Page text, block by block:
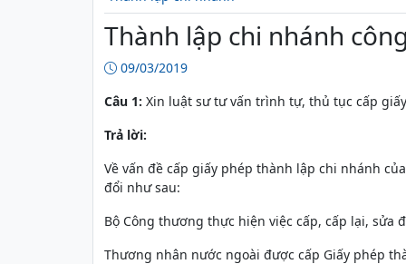
Thành lập chi nhánh
09/03/2019
Câu 1: Xin luật sư tư vấn trình tự, thủ tục cấp
Trả lời:
Về vấn đề cấp giấy phép thành lập chi nhánh
đổi như sau:
Bộ Công thương thực hiện việc cấp, cấp lại,
Thương nhân nước ngoài được cấp Giấy phép